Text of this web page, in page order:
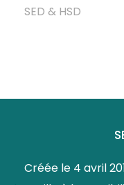
SED & HSD
Créée le 4 avril